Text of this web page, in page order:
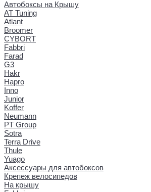
Автобоксы на Крышу
AT Tuning
Atlant
Broomer
CYBORT
Fabbri
Farad
G3
Hakr
Hapro
Inno
Junior
Koffer
Neumann
PT Group
Sotra
Terra Drive
Thule
Yuago
Аксессуары для автобоксов
Крепеж велосипедов
На крышу